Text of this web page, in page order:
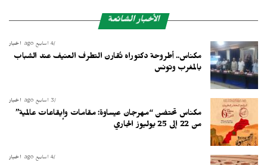
الأخبار الشائعة
أخبار 4 أسابيع ago
مكناس.. أطروحة دكتوراه تُقارن التطرف العنيف عند الشباب
بالمغرب وتونس
أخبار 3 أسابيع ago
مكناس تحتضن “مهرجان عيساوة: مقامات وإيقاعات عالمية”
من 22 إلى 25 يوليوز الجاري
أخبار 4 أسابيع ago